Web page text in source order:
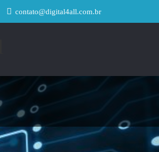
contato@digital4all.com.br